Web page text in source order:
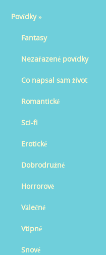
Povídky»
Fantasy
Nezařazené povídky
Co napsal sám život
Romantické
Sci-fi
Erotické
Dobrodružné
Horrorové
Válečné
Vtipné
Snové